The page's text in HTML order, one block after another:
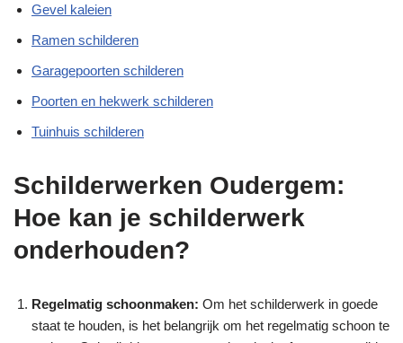
Gevel kaleien
Ramen schilderen
Garagepoorten schilderen
Poorten en hekwerk schilderen
Tuinhuis schilderen
Schilderwerken Oudergem:
Hoe kan je schilderwerk
onderhouden?
Regelmatig schoonmaken: Om het schilderwerk in goede
staat te houden, is het belangrijk om het regelmatig schoon te